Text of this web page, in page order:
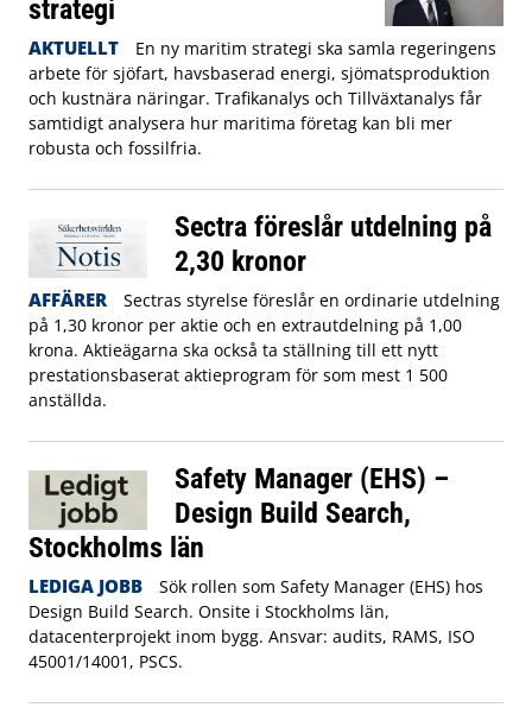
strategi
AKTUELLT
En ny maritim strategi ska samla regeringens
arbete för sjöfart, havsbaserad energi, sjömatsproduktion
och kustnära näringar. Trafikanalys och Tillväxtanalys får
samtidigt analysera hur maritima företag kan bli mer
robusta och fossilfria.
Sectra föreslår utdelning på
2,30 kronor
AFFÄRER
Sectras styrelse föreslår en ordinarie utdelning
på 1,30 kronor per aktie och en extrautdelning på 1,00
krona. Aktieägarna ska också ta ställning till ett nytt
prestationsbaserat aktieprogram för som mest 1 500
anställda.
Safety Manager (EHS) –
Design Build Search,
Stockholms län
LEDIGA JOBB
Sök rollen som Safety Manager (EHS) hos
Design Build Search. Onsite i Stockholms län,
datacenterprojekt inom bygg. Ansvar: audits, RAMS, ISO
45001/14001, PSCS.